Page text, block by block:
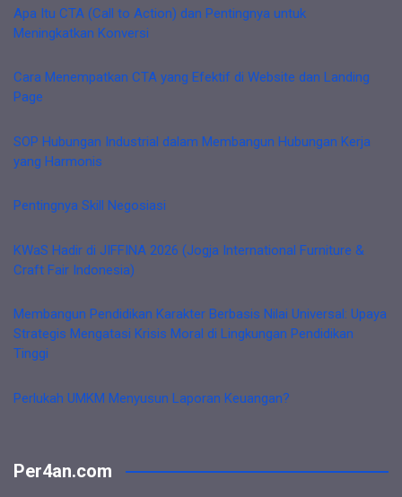
Apa Itu CTA (Call to Action) dan Pentingnya untuk
Meningkatkan Konversi
Cara Menempatkan CTA yang Efektif di Website dan Landing
Page
SOP Hubungan Industrial dalam Membangun Hubungan Kerja
yang Harmonis
Pentingnya Skill Negosiasi
KWaS Hadir di JIFFINA 2026 (Jogja International Furniture &
Craft Fair Indonesia)
Membangun Pendidikan Karakter Berbasis Nilai Universal: Upaya
Strategis Mengatasi Krisis Moral di Lingkungan Pendidikan
Tinggi
Perlukah UMKM Menyusun Laporan Keuangan?
Per4an.com